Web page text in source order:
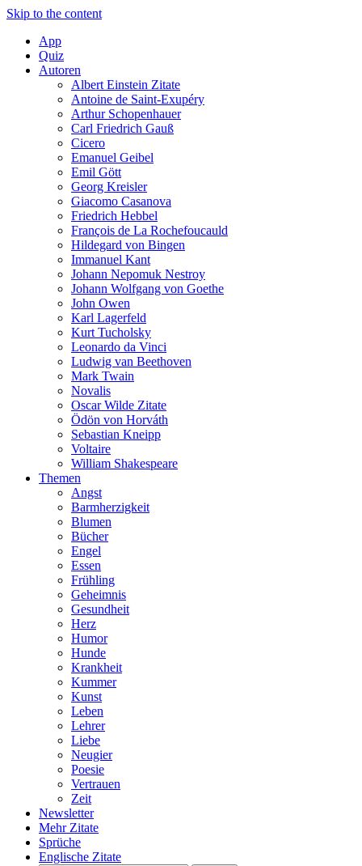
Skip to the content
App
Quiz
Autoren
Albert Einstein Zitate
Antoine de Saint-Exupéry
Arthur Schopenhauer
Carl Friedrich Gauß
Cicero
Emanuel Geibel
Emil Gött
Georg Kreisler
Giacomo Casanova
Friedrich Hebbel
François de La Rochefoucauld
Hildegard von Bingen
Immanuel Kant
Johann Nepomuk Nestroy
Johann Wolfgang von Goethe
John Owen
Karl Lagerfeld
Kurt Tucholsky
Leonardo da Vinci
Ludwig van Beethoven
Mark Twain
Novalis
Oscar Wilde Zitate
Ödön von Horváth
Sebastian Kneipp
Voltaire
William Shakespeare
Themen
Angst
Barmherzigkeit
Blumen
Bücher
Engel
Essen
Frühling
Geheimnis
Gesundheit
Herz
Humor
Hunde
Krankheit
Kummer
Kunst
Leben
Lehrer
Liebe
Neugier
Poesie
Vertrauen
Zeit
Newsletter
Mehr Zitate
Sprüche
Englische Zitate